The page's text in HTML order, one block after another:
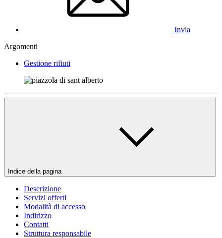
Invia
Argomenti
Gestione rifiuti
Indice della pagina
Descrizione
Servizi offerti
Modalità di accesso
Indirizzo
Contatti
Struttura responsabile